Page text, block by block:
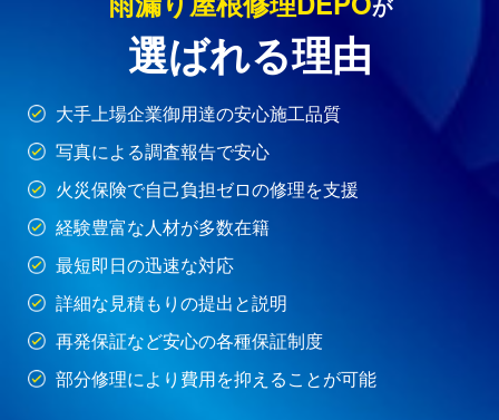
が
選ばれる理由
大手上場企業御用達の安心施工品質
写真による調査報告で安心
火災保険で自己負担ゼロの修理を支援
経験豊富な人材が多数在籍
最短即日の迅速な対応
詳細な見積もりの提出と説明
再発保証など安心の各種保証制度
部分修理により費用を抑えることが可能